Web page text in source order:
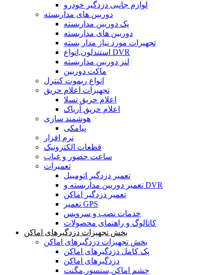
لوازم جانبی دزدگیر خودرو
دوربین های مداربسته
پک دوربین مداربسته
دوربین های مداربسته
تجهیرات مورد نیاز مدار بسته
استندلون,انواع DVR
لنز دوربین مداربسته
ماکت دوربین
انواع ریموت کنترل
تجهیزات اعلام حریق
اعلام حریق تسلا
اعلام حریق آریاک
هوشمند سازی
پیامکی
نرم افزار
قطعات الکترونیک
ساعت حضور و غیاب
تعمیرات
تعمیر دزدگیر اتومبیل
تعمیر دوربین مداربسته و DVR
تعمیر دزدگیر اماکن
تعمیر GPS
خدمات نصب و سرویس
کاتالوگ و راهنمای محصولات
بخش تجهیزات دزدگیرهای اماکن
بخش تجهیزات دزدگیرهای اماکن
پک کامل دزدگیرهای اماکن
دزدگیرهای اماکن
چشم اماکن,سنسور,مگنت